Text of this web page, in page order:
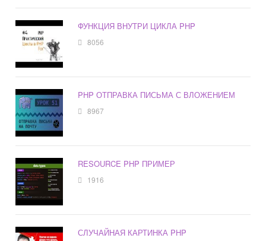
ФУНКЦИЯ ВНУТРИ ЦИКЛА PHP
8056
PHP ОТПРАВКА ПИСЬМА С ВЛОЖЕНИЕМ
8967
RESOURCE PHP ПРИМЕР
1916
СЛУЧАЙНАЯ КАРТИНКА PHP